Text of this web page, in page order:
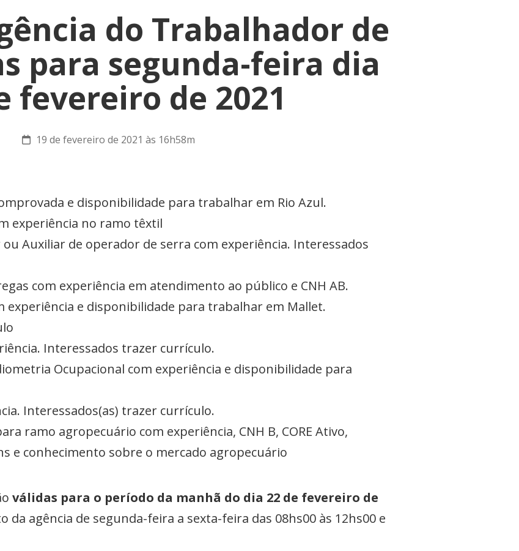
do Trabalhador de
para segunda-feira dia
fevereiro de 2021
19 de fevereiro de 2021 às 16h58m
e disponibilidade para trabalhar em Rio Azul.
experiência no ramo têxtil
Auxiliar de operador de serra com experiência. Interessados
com experiência em atendimento ao público e CNH AB.
experiência e disponibilidade para trabalhar em Mallet.
Interessados trazer currículo.
Ocupacional com experiência e disponibilidade para
Interessados(as) trazer currículo.
ramo agropecuário com experiência, CNH B, CORE Ativo,
e conhecimento sobre o mercado agropecuário
válidas para o período da manhã do dia 22 de fevereiro de
agência de segunda-feira a sexta-feira das 08hs00 às 12hs00 e